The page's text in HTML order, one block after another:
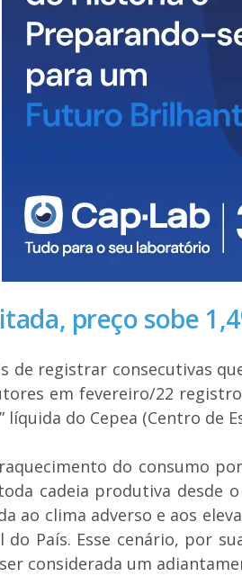
preço sobe
de registrar consecutivas
em fevereiro/22
líquida do Cepea (Centro de
do consumo
cadeia produtiva desde
ao clima adverso e aos
do País. Esse cenário, por
considerada um